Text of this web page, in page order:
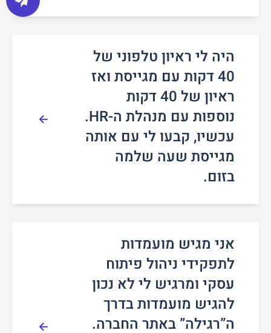
היה לי ראיון טלפוני של
40 דקות עם מגייסת ואז
ראיון של 40 דקות
נוספות עם מנהלת ה-HR.
עכשיו, קבעו לי עם אותה
מגייסת שעה שלמה
בזום.
אני מגיש מועמדות
לתפקידי ניהול פיתוח
עסקי ומרגיש לי לא נכון
להגיש מועמדות בדרך
ה”רגילה” באתר החברה.